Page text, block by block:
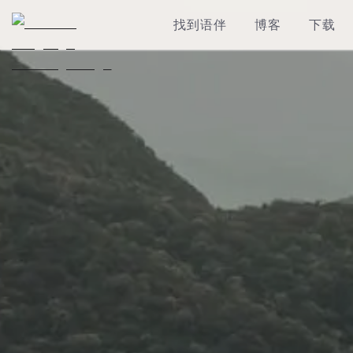
找到语伴 博客 下载